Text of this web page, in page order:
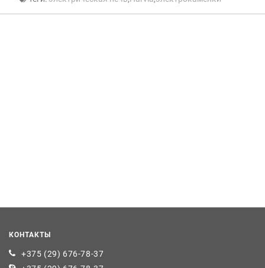
КОНТАКТЫ
+375 (29) 676-78-37